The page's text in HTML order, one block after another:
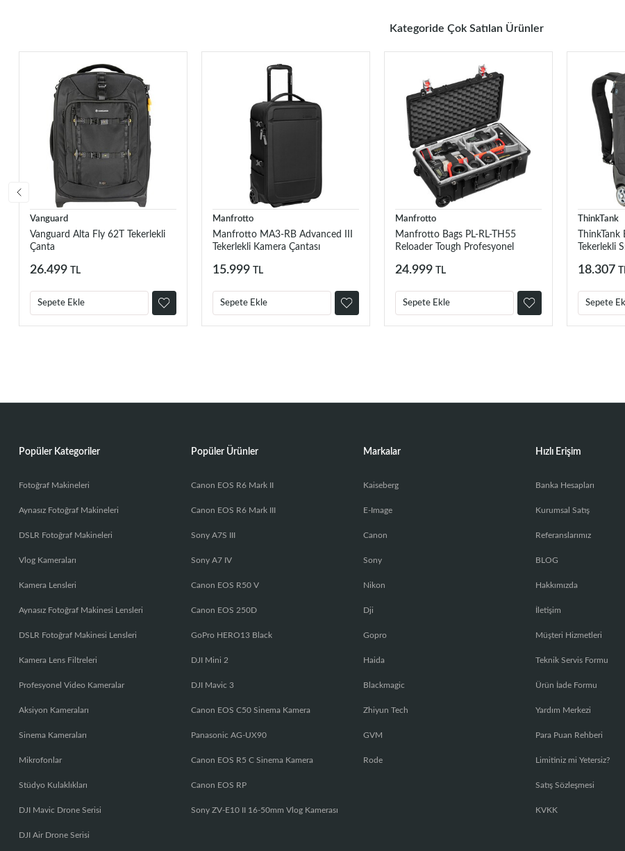
Kategoride Çok Satılan Ürünler
Vanguard
Vanguard Alta Fly 62T Tekerlekli
Çanta
26.499 TL
Sepete Ekle
Manfrotto
Manfrotto MA3-RB Advanced III
Tekerlekli Kamera Çantası
15.999 TL
Sepete Ekle
Manfrotto
Manfrotto Bags PL-RL-TH55
Reloader Tough Profesyonel
24.999 TL
Sepete Ekle
ThinkTank
Tekerlekli
18.307
Sepete
Popüler Kategoriler
Fotoğraf Makineleri
Aynasız Fotoğraf Makineleri
DSLR Fotoğraf Makineleri
Vlog Kameraları
Kamera Lensleri
Aynasız Fotoğraf Makinesi Lensleri
DSLR Fotoğraf Makinesi Lensleri
Kamera Lens Filtreleri
Profesyonel Video Kameralar
Aksiyon Kameraları
Sinema Kameraları
Mikrofonlar
Stüdyo Kulaklıkları
DJI Mavic Drone Serisi
DJI Air Drone Serisi
Popüler Ürünler
Canon EOS R6 Mark II
Canon EOS R6 Mark III
Sony A7S III
Sony A7 IV
Canon EOS R50 V
Canon EOS 250D
GoPro HERO13 Black
DJI Mini 2
DJI Mavic 3
Canon EOS C50 Sinema Kamera
Panasonic AG-UX90
Canon EOS R5 C Sinema Kamera
Canon EOS RP
Sony ZV-E10 II 16-50mm Vlog Kamerası
Markalar
Kaiseberg
E-Image
Canon
Sony
Nikon
Dji
Gopro
Haida
Blackmagic
Zhiyun Tech
GVM
Rode
Hızlı Erişim
Banka Hesapları
Kurumsal Satış
Referanslarımız
BLOG
Hakkımızda
İletişim
Müşteri Hizmetleri
Teknik Servis Formu
Ürün İade Formu
Yardım Merkezi
Para Puan Rehberi
Limitiniz mi Yetersiz?
Satış Sözleşmesi
KVKK